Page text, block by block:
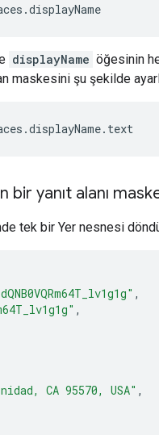
displayName öğesinin
maskesini şu şekilde
bir yanıt alanı
tek bir Yer nesnesi
,
,
CA 95570, USA" ,